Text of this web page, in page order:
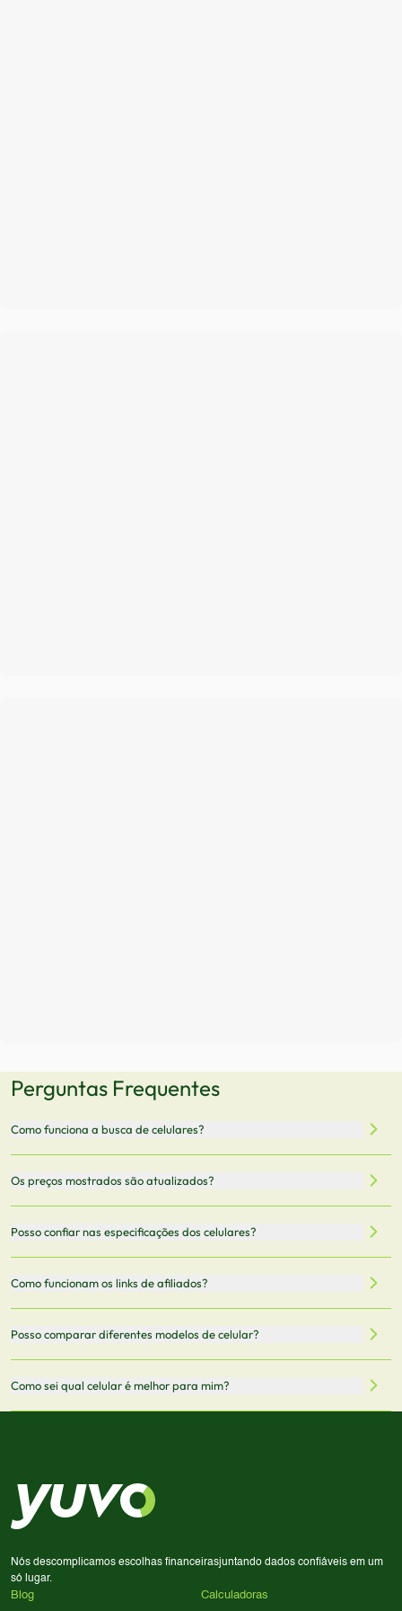
Perguntas Frequentes
Como funciona a busca de celulares?
armazenamento, memória RAM, bateria e conectividade
5G.
Os preços mostrados são atualizados?
vendedor antes de finalizar sua compra.
Posso confiar nas especificações dos celulares?
informações mais recentes de cada modelo.
Como funcionam os links de afiliados?
comissão sem custo adicional para você.
Posso comparar diferentes modelos de celular?
Sim! Você pode selecionar até 3 celulares para comparar
Como sei qual celular é melhor para mim?
processador e bateria são essenciais. Use nossos filtros
para encontrar o celular ideal.
Nós descomplicamos escolhas financeirasjuntando dados confiáveis em um
só lugar.
Blog Calculadoras